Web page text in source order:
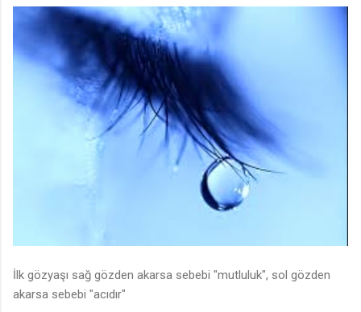
İlk gözyaşı sağ gözden akarsa sebebi "mutluluk", sol gözden
akarsa sebebi "acıdır"